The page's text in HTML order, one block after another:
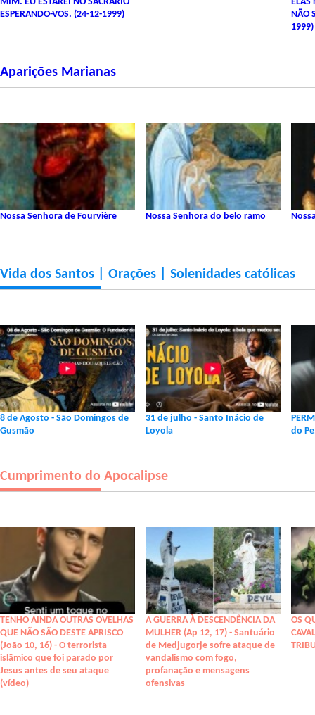
ESPERANDO-VOS. (24-12-1999)
NÃO
1999)
Aparições Marianas
Nossa Senhora de Fourvière Nossa Senhora do belo ramo
Vida dos Santos | Orações | Solenidades católicas
8 de Agosto - São Domingos de
Gusmão
31 de julho - Santo Inácio de
Loyola
do
Cumprimento do Apocalipse
TENHO AINDA OUTRAS OVELHAS
QUE NÃO SÃO DESTE APRISCO
(João 10, 16) - O terrorista
islâmico que foi parado por
Jesus antes de seu ataque
(vídeo)
A GUERRA À DESCENDÊNCIA DA
MULHER (Ap 12, 17) - Santuário
de Medjugorje sofre ataque de
vandalismo com fogo,
profanação e mensagens
ofensivas
OS